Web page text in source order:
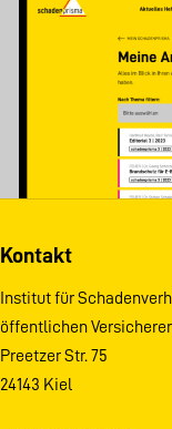
Kontakt
Institut für
öffentlichen Versicherer
Preetzer Str. 75
24143 Kiel